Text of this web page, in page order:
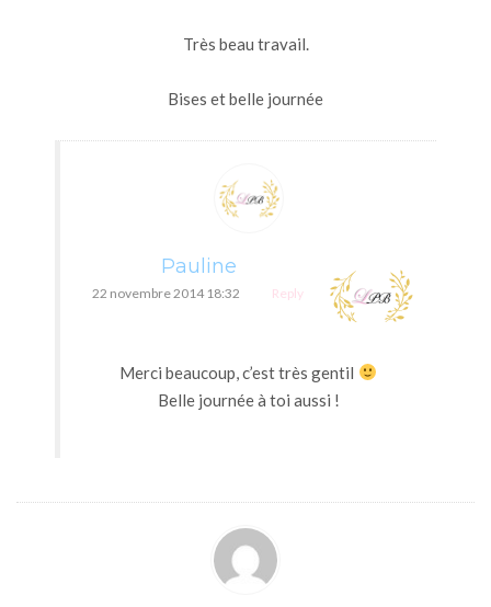
Très beau travail.
Bises et belle journée
Pauline
22 novembre 2014 18:32 Reply
Merci beaucoup, c’est très gentil
Belle journée à toi aussi !